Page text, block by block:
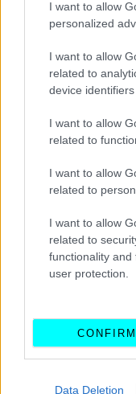
I want to allow
personalized
I want to allow
related to
device identifiers
I want to allow
related to
I want to allow
related to
I want to allow
related to
functionality
user protection.
CONFIRM
Data Deletion
Την χρηστικότητα
βελτιώσει και το
αμορτισέρ, τα
στο έδαφος κατά 20